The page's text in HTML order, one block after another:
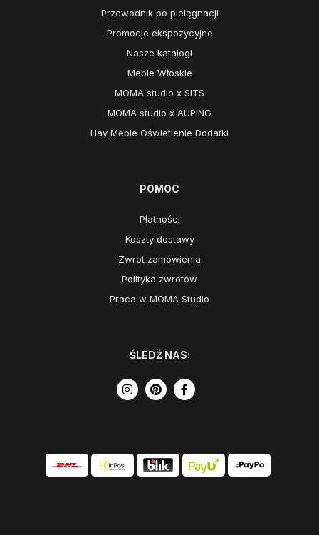
Przewodnik po pielęgnacji
Promocje ekspozycyjne
Nasze katalogi
Meble Włoskie
MOMA studio x SITS
MOMA studio x AUPING
Hay Meble Oświetlenie Dodatki
POMOC
Płatności
Koszty dostawy
Zwrot zamówienia
Polityka zwrotów
Praca w MOMA Studio
ŚLEDŹ NAS: